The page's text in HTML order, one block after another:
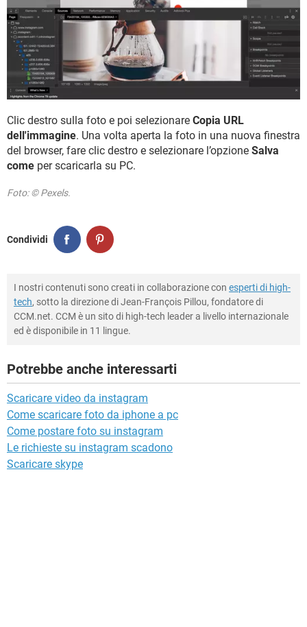
Clic destro sulla foto e poi selezionare Copia URL
dell'immagine. Una volta aperta la foto in una nuova finestra
del browser, fare clic destro e selezionare l’opzione Salva
come per scaricarla su PC.
Foto: © Pexels.
Condividi
I nostri contenuti sono creati in collaborazione con esperti di high-
tech, sotto la direzione di Jean-François Pillou, fondatore di
CCM.net. CCM è un sito di high-tech leader a livello internazionale
ed è disponibile in 11 lingue.
Potrebbe anche interessarti
Scaricare video da instagram
Come scaricare foto da iphone a pc
Come postare foto su instagram
Le richieste su instagram scadono
Scaricare skype